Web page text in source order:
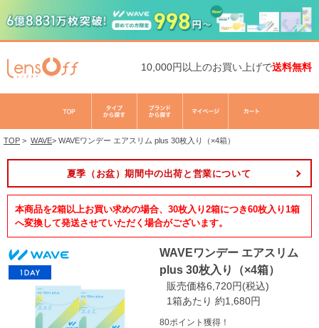
10,000円以上のお買い上げで送料無料
TOP > WAVE> WAVEワンデー エアスリム plus 30枚入り（×4箱）
夏季（お盆）期間中の出荷と営業について
本商品を2箱以上お買い求めの場合、30枚入り2箱につき60枚入り1箱
へ変換して発送させていただく場合がございます。
WAVEワンデー エアスリム
plus 30枚入り（×4箱）
販売価格6,720円(税込)
1箱あたり 約1,680円
80ポイント獲得！